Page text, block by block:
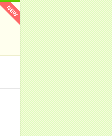
NEW